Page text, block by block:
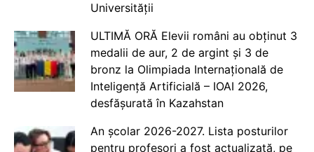
Universității
ULTIMĂ ORĂ Elevii români au obținut 3
medalii de aur, 2 de argint și 3 de
bronz la Olimpiada Internațională de
Inteligență Artificială – IOAI 2026,
desfășurată în Kazahstan
An școlar 2026-2027. Lista posturilor
pentru profesori a fost actualizată, pe